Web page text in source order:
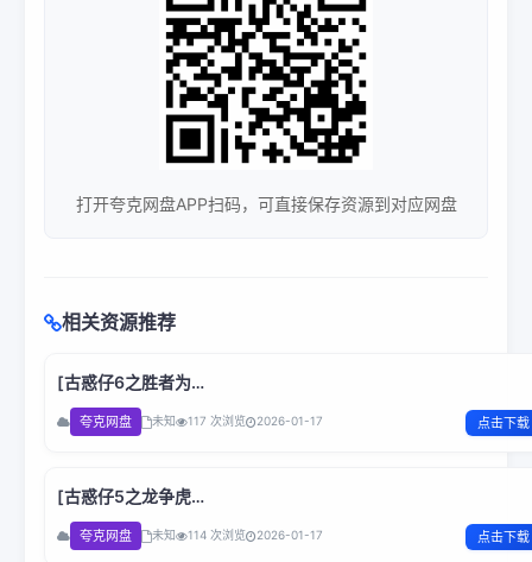
打开夸克网盘APP扫码，可直接保存资源到对应网盘
相关资源推荐
[古惑仔6之胜者为
王
国粤双语.BOBO
夸克网盘 未知 117 次浏览 2026-01-17 点击下载
[古惑仔5之龙争虎
斗]Young.and.Dangerous.V.1998.1080p.Netflix.WEB-
DL.x264.AC3.国粤双语.BOBO
夸克网盘 未知 114 次浏览 2026-01-17 点击下载